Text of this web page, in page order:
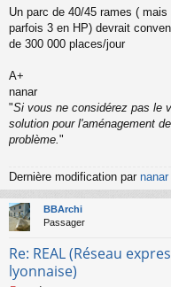
Un parc de 40/45 rames (
parfois 3 en HP) devrait
de 300 000 places/jour
A+
nanar
"Si vous ne considérez pas le
solution pour l'aménagement
problème."
Dernière modification par nanar
BBArchi
Passager
Re: REAL (Réseau
lyonnaise)